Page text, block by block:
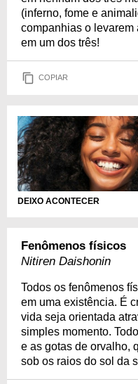
(inferno, fome e
companhias o levarem
em um dos três!
COPIAR
DEIXO ACONTECER
Fenômenos físicos
Nitiren Daishonin
Todos os fenômenos
em uma existência. É
vida seja orientada
simples momento.
e as gotas de orvalho,
sob os raios do sol da